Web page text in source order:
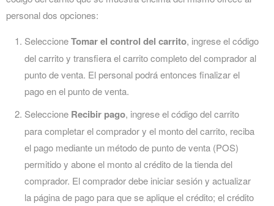
personal dos opciones:
SeleccioneTomar el control del carrito, ingrese el código
del carrito y transfiera el carrito completo del comprador al
punto de venta. El personal podrá entonces finalizar el
pago en el punto de venta.
Seleccione Recibir pago, ingrese el código del carrito
para completar el comprador y el monto del carrito, reciba
el pago mediante un método de punto de venta (POS)
permitido y abone el monto al crédito de la tienda del
comprador. El comprador debe iniciar sesión y actualizar
la página de pago para que se aplique el crédito; el crédito